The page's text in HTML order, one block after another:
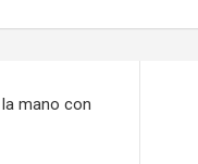
mano con